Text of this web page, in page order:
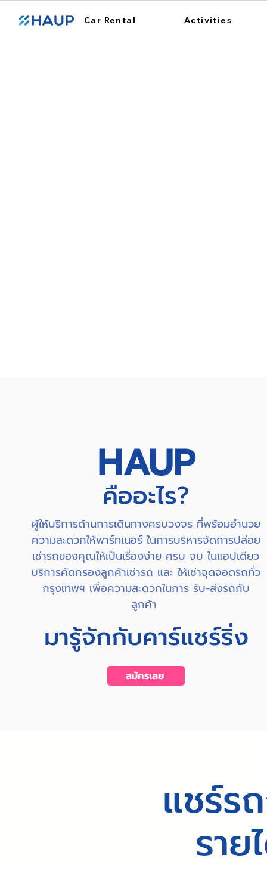
Car Rental Activities
HAUP
คืออะไร?
ผู้ให้บริการด้านการเดินทางครบวงจร ที่พร้อมอำนวย
ความสะดวกให้พาร์ทเนอร์ ในการบริหารจัดการปล่อย
เช่ารถของคุณให้เป็นเรื่องง่าย ครบ จบ ในแอปเดียว
บริการคัดกรองลูกค้าเช่ารถ และ ให้เช่าจุดจอดรถทั่ว
กรุงเทพฯ เพื่อความสะดวกในการ รับ-ส่งรถกับ
ลูกค้า
มารู้จักกับคาร์แชร์ริ่ง
สมัครเลย
แชร์
ราย